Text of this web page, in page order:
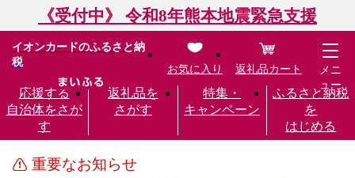
《受付中》 令和8年熊本地震緊急支援
イオンカードのふるさと納
税
応援する
自治体をさが
す
返礼品を
さがす
特集・
キャンペーン
ふるさと納税
を
はじめる
お気に入り 返礼品カート
メニ
ュー
重要なお知らせ